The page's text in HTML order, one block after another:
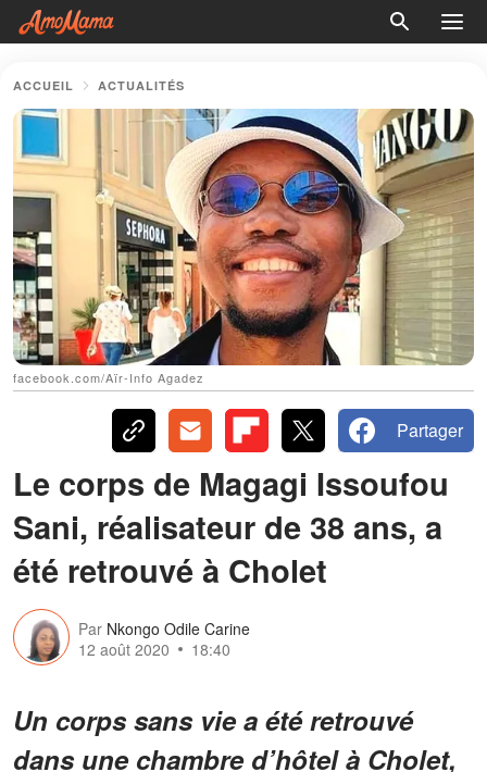
ACCUEIL ACTUALITÉS
facebook.com/Aïr-Info Agadez
Partager
Le corps de Magagi Issoufou
Sani, réalisateur de 38 ans, a
été retrouvé à Cholet
Par Nkongo Odile Carine
12 août 2020
18:40
Un corps sans vie a été retrouvé
dans une chambre d’hôtel à Cholet,